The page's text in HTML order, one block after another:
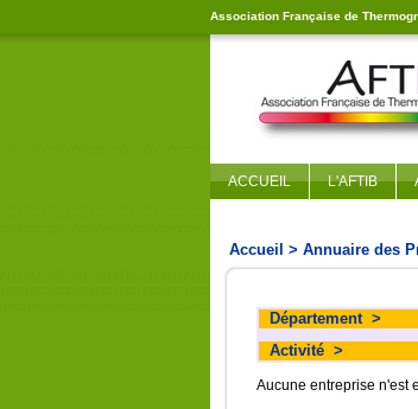
Association Française de
ACCUEIL L'AFTIB
Accueil > Annuaire des
Département >
Activité >
Aucune entreprise n'est